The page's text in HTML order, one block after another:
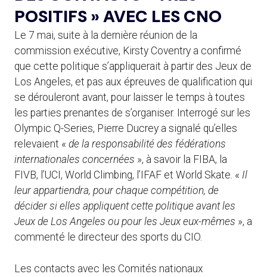
POSITIFS » AVEC LES CNO
Le 7 mai, suite à la dernière réunion de la
commission exécutive, Kirsty Coventry a confirmé
que cette politique s’appliquerait à partir des Jeux de
Los Angeles, et pas aux épreuves de qualification qui
se dérouleront avant, pour laisser le temps à toutes
les parties prenantes de s’organiser. Interrogé sur les
Olympic Q-Series, Pierre Ducrey a signalé qu’elles
relevaient « de la responsabilité des fédérations
internationales concernées », à savoir la FIBA, la
FIVB, l’UCI, World Climbing, l’IFAF et World Skate. « Il
leur appartiendra, pour chaque compétition, de
décider si elles appliquent cette politique avant les
Jeux de Los Angeles ou pour les Jeux eux-mêmes », a
commenté le directeur des sports du CIO.
Les contacts avec les Comités nationaux